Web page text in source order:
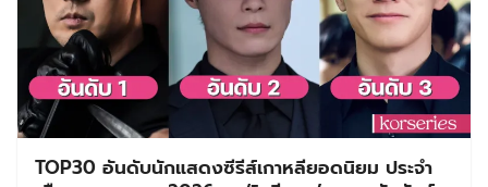
TOP30 อันดับนักแสดงซีรีส์เกาหลียอดนิยม ประจำ